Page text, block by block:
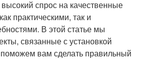
спрос на качественные
практическими, так и
В этой статье мы
связанные с установкой
вам сделать правильный